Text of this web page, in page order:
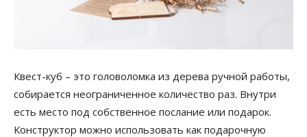
Квест-куб – это головоломка из дерева ручной работы,
собирается неограниченное количество раз. Внутри
есть место под собственное послание или подарок.
Конструктор можно использовать как подарочную